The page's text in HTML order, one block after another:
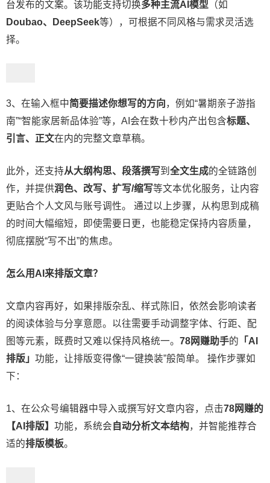
台发布的文案。该功能支持切换多种主流AI模型 （如
Doubao、DeepSeek等），可根据不同风格与需求灵活选
择。
3、在输入框中简要描述你想写的方向，例如“暑期亲子游指
南”“智能家居新品体验”等，AI会在数十秒内产出包含标题、
引言、正文在内的完整文章草稿。
此外，还支持从大纲构思、段落撰写到 全文生成的全链路创
作，并提供润色、改写、扩写/缩写等文本优化服务，让内容
更贴合个人文风与账号调性。 通过以上步骤，从构思到成稿
的时间大幅缩短，即使需要日更，也能稳定保持内容质量，
彻底摆脱“写不出”的焦虑。
怎么用AI来排版文章？
文章内容再好，如果排版杂乱、样式陈旧，依然会影响读者
的阅读体验与分享意愿。以往需要手动调整字体、行距、配
图等元素，既费时又难以保持风格统一。 78网赚助手的 「AI
排版」 功能，让排版变得像“一键换装”般简单。 操作步骤如
下：
1、在公众号编辑器中导入或撰写好文章内容，点击78网赚的
【AI排版】 功能，系统会 自动分析文本结构，并智能推荐合
适的排版模板。